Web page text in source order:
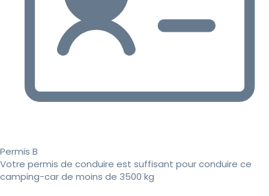
Permis B
Votre permis de conduire est suffisant pour conduire ce
camping-car de moins de 3500 kg